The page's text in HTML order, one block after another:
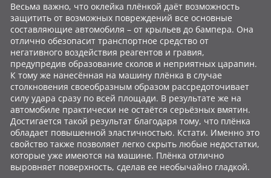
Весьма важно, что оклейка плёнкой даёт возможность
защитить от возможных повреждений все основные
составляющие автомобиля – от крыльев до бампера. Она
отлично обезопасит транспортное средство от
негативного воздействия реагентов и гравия,
предупредив образование сколов и неприятных царапин.
К тому же нанесённая на машину плёнка в случае
столкновения своеобразным образом рассредоточивает
силу удара сразу по всей площади. В результате же на
автомобиле практически не остаётся серьёзных вмятин.
Достигается такой результат благодаря тому, что плёнка
обладает повышенной эластичностью. Кстати. Именно это
свойство также позволяет легко скрыть любые недостатки,
которые уже имеются на машине. Плёнка отлично
выровняет поверхность, сделав ее необычайно гладкой.